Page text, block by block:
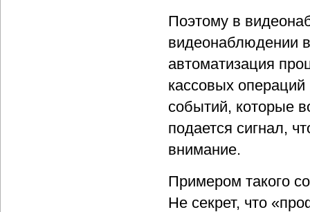
Поэтому в
видеонаблюдении
автоматизация
кассовых
событий, которые
подается сигнал,
внимание.
Примером такого
Не секрет, что